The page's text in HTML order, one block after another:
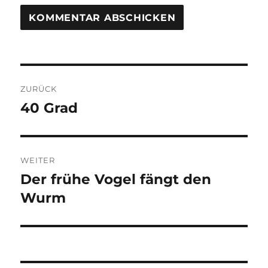
ZURÜCK
Vorheriger
40 Grad
WEITER
Nächster
Beitrag:
Der frühe Vogel fängt den
Wurm